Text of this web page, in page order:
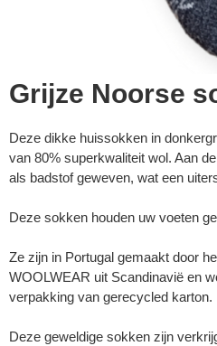
Grijze Noorse
Deze dikke huissokken in
van 80% superkwaliteit wol. Aan
als badstof geweven, wat een
Deze sokken houden uw voeten
Ze zijn in Portugal gemaakt door
WOOLWEAR uit Scandinavië en
verpakking van gerecycled karton.
Deze geweldige sokken zijn